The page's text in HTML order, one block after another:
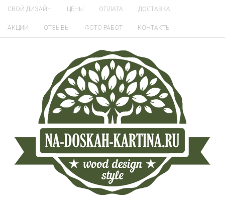
СВОЙ ДИЗАЙН ЦЕНЫ ОПЛАТА ДОСТАВКА
АКЦИИ ОТЗЫВЫ ФОТО РАБОТ КОНТАКТЫ